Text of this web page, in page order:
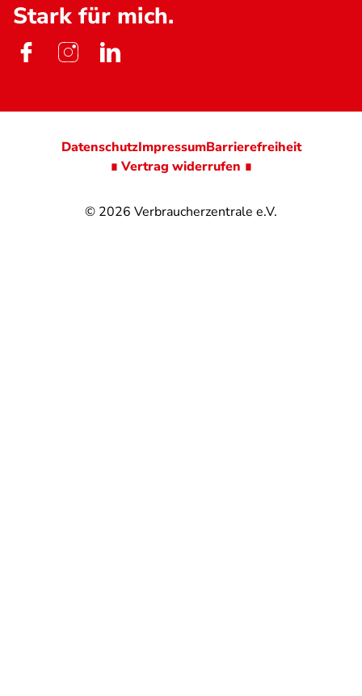
Stark für mich.
© 2026 Verbraucherzentrale e.V.
DatenschutzImpressumBarrierefreiheit
∎ Vertrag widerrufen ∎